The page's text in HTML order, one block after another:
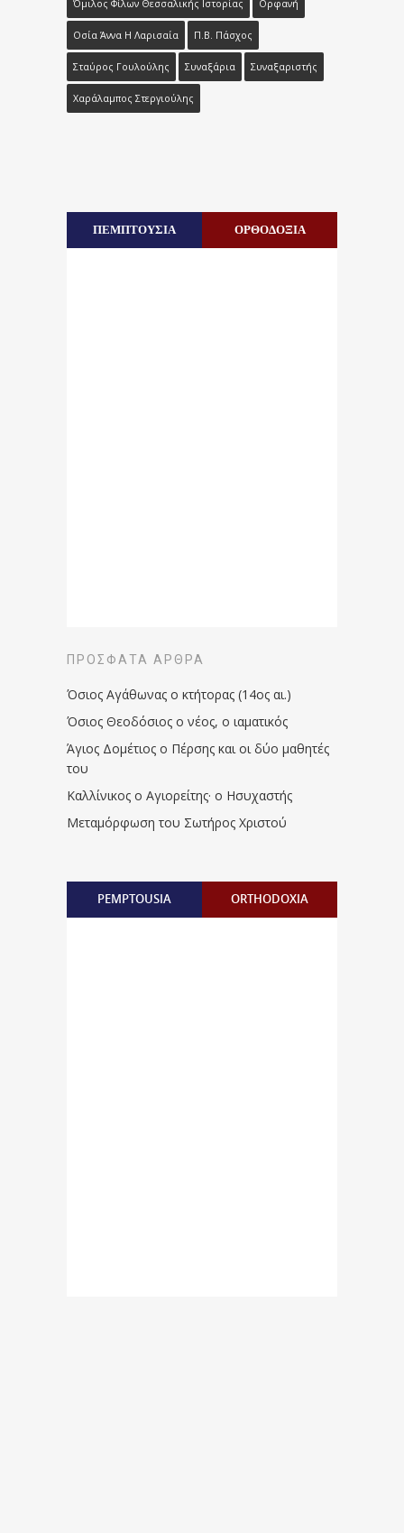
Όμιλος Φίλων Θεσσαλικής Ιστορίας Ορφανή
Οσία Άννα Η Λαρισαία Π.Β. Πάσχος
Σταύρος Γουλούλης Συναξάρια Συναξαριστής
Χαράλαμπος Στεργιούλης
ΠΕΜΠΤΟΥΣΙΑ ΟΡΘΟΔΟΞΙΑ
ΠΡΌΣΦΑΤΑ ΆΡΘΡΑ
Όσιος Αγάθωνας ο κτήτορας (14ος αι.)
Όσιος Θεοδόσιος ο νέος, ο ιαματικός
Άγιος Δομέτιος ο Πέρσης και οι δύο μαθητές
του
Καλλίνικος ο Αγιορείτης · ο Ησυχαστής
Μεταμόρφωση του Σωτήρος Χριστού
PEMPTOUSIA ORTHODOXIA